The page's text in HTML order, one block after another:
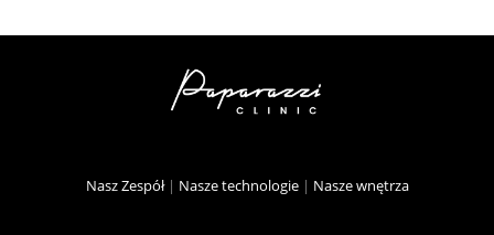
Nasz Zespół| Nasze technologie| Nasze wnętrza